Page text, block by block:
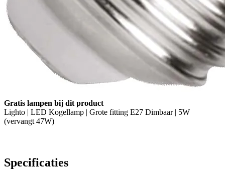
Gratis lampen bij dit product
Lighto | LED Kogellamp | Grote fitting E27 Dimbaar | 5W
(vervangt 47W)
Specificaties